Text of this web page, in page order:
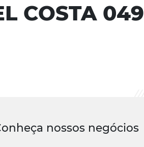
COSTA
nossos negócios